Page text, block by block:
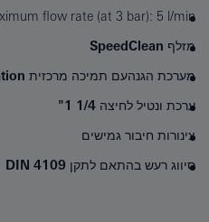
flow rate (at 3 bar): 5 l/min
מזלף SpeedClean
מערכת הגנהעם תמיכה מרכזית ‏‏FastFixation‏
ערכת ונטיל לחיצה ‎1 1/4"
צינורות חיבור גמישים
סיווג רעש בהתאם לתקן DIN 4109